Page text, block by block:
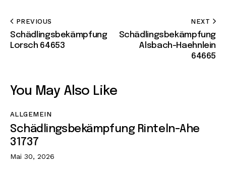
PREVIOUS
Schädlingsbekämpfung
Lorsch 64653
NEXT
Schädlingsbekämpfung
Alsbach-Haehnlein
64665
You May Also Like
ALLGEMEIN
Schädlingsbekämpfung Rinteln-Ahe
31737
Mai 30, 2026